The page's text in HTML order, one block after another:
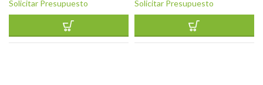
Solicitar Presupuesto Solicitar Presupuesto